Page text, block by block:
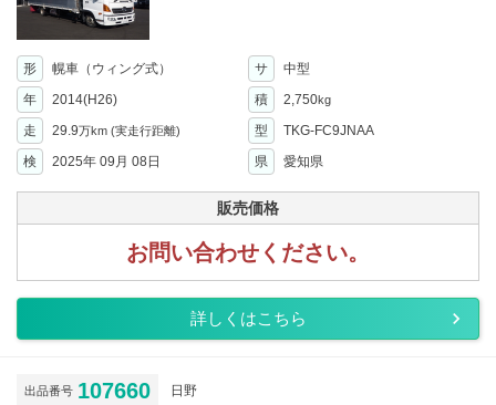
形 幌車（ウィング式） サ
中型
年
2014(H26) 積 2,750kg
走 29.9万km (実走行距離) 型
TKG-FC9JNAA
検
2025年 09月 08日 県 愛知県
販売価格
お問い合わせください。
詳しくはこちら
出品番号 107660 日野